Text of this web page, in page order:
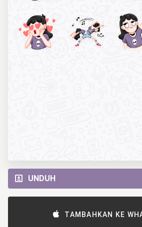
UNDUH
TAMBAHKAN KE